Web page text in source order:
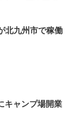
北九州市で稼働
キャンプ場開業